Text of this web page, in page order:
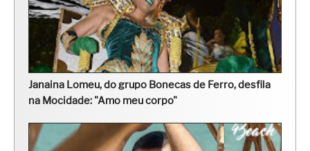
Janaina Lomeu, do grupo Bonecas de Ferro, desfila
na Mocidade: "Amo meu corpo"